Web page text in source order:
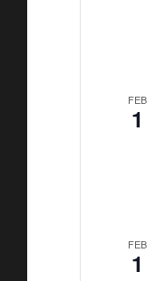
FEB
1
FEB
1